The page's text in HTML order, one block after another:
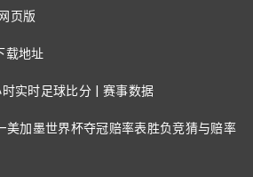
页版
载地址
实时足球比分 | 赛事数据
加墨世界杯夺冠赔率表胜负竞猜与赔率